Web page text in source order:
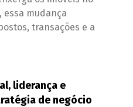
essa mudança
transações e a
liderança e
de negócio